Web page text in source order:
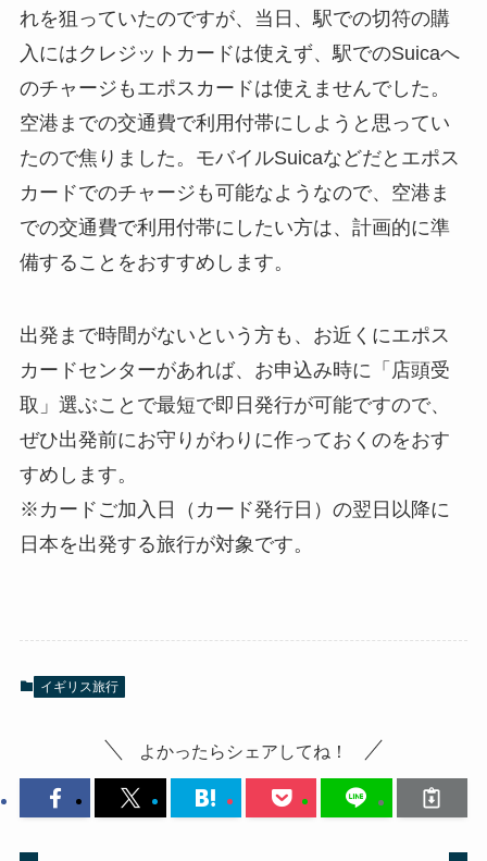
れを狙っていたのですが、当日、駅での切符の購
入にはクレジットカードは使えず、駅でのSuicaへ
のチャージもエポスカードは使えませんでした。
空港までの交通費で利用付帯にしようと思ってい
たので焦りました。モバイルSuicaなどだとエポス
カードでのチャージも可能なようなので、空港ま
での交通費で利用付帯にしたい方は、計画的に準
備することをおすすめします。
出発まで時間がないという方も、お近くにエポス
カードセンターがあれば、お申込み時に「店頭受
取」選ぶことで最短で即日発行が可能ですので、
ぜひ出発前にお守りがわりに作っておくのをおす
すめします。
※カードご加入日（カード発行日）の翌日以降に
日本を出発する旅行が対象です。
イギリス旅行
よかったらシェアしてね！